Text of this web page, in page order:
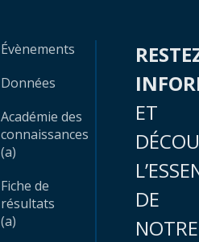
Évènements
Données
Académie des
connaissances
(a)
Fiche de
résultats
(a)
ET
DE
NOTRE